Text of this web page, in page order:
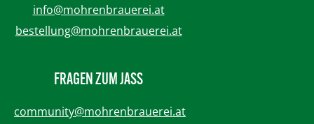
info@mohrenbrauerei.at
bestellung@mohrenbrauerei.at
FRAGEN ZUM JASS
community@mohrenbrauerei.at